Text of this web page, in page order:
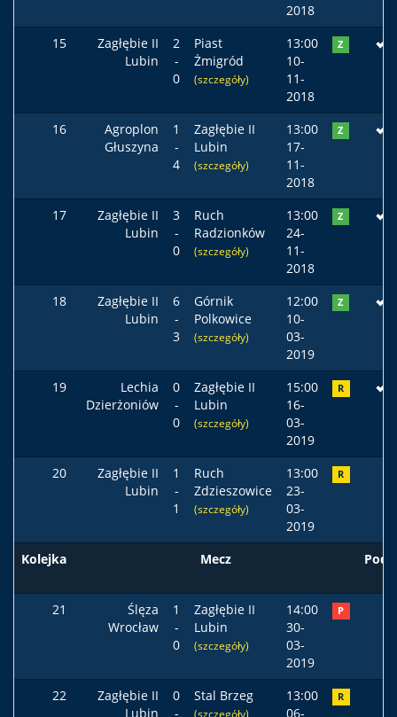
2018
15
Zagłębie II
Lubin
2
-
0
Piast
Żmigród
(szczegóły)
13:00
10-
11-
2018
Z
16
Agroplon
Głuszyna
1
-
4
Zagłębie II
Lubin
(szczegóły)
13:00
17-
11-
2018
Z
17
Zagłębie II
Lubin
3
-
0
Ruch
Radzionków
(szczegóły)
13:00
24-
11-
2018
Z
18
Zagłębie II
Lubin
6
-
3
Górnik
Polkowice
(szczegóły)
12:00
10-
03-
2019
Z
19
Lechia
Dzierżoniów
0
-
0
Zagłębie II
Lubin
(szczegóły)
15:00
16-
03-
2019
R
20
Zagłębie II
Lubin
1
-
1
Ruch
Zdzieszowice
(szczegóły)
13:00
23-
03-
2019
R
Kolejka Mecz
21
Ślęza
Wrocław
1
-
0
Zagłębie II
Lubin
(szczegóły)
14:00
30-
03-
2019
P
22
Zagłębie II
Lubin
0
-
Stal Brzeg
(szczegóły)
13:00
06-
R